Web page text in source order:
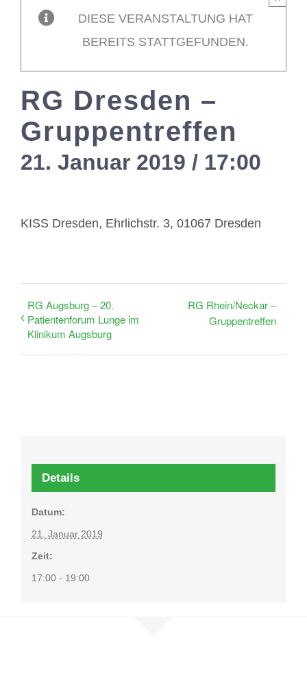
Mitglieder /
DIESE VERANSTALTUNG HAT
BEREITS STATTGEFUNDEN.
RG Dresden –
Gruppentreffen
21. Januar 2019 / 17:00
KISS Dresden, Ehrlichstr. 3, 01067 Dresden
RG Augsburg – 20.
Patientenforum Lunge im
Klinikum Augsburg
RG Rhein/Neckar –
Gruppentreffen
Details
Datum:
21. Januar 2019
Zeit:
17:00 - 19:00